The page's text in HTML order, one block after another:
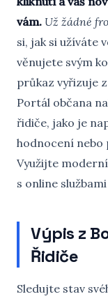
vám. Už žádné
si, jak si užíváte
věnujete svým
průkaz vyřizuje
Portál občana
řidiče, jako je
hodnocení
Využijte
s online
Výpis z
Řidiče
Sledujte stav